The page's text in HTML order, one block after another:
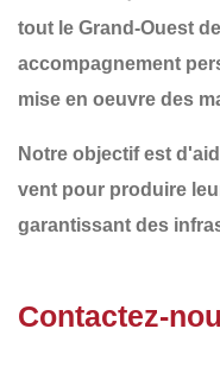
tout le Grand-Ouest
accompagnement
mise en oeuvre des
Notre objectif est
vent pour produire
garantissant des
Contactez-